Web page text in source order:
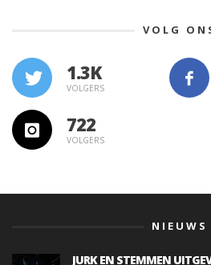
VOLG
1.3K
VOLGERS
722
VOLGERS
NIEUWS
JURK EN STEMMEN